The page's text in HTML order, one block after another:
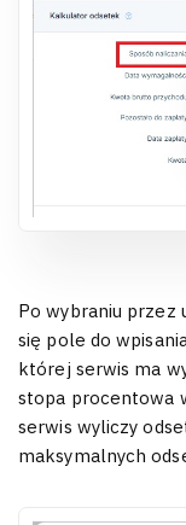
Po wybraniu przez
się pole do
której serwis ma
stopa procentowa
serwis wyliczy
maksymalnych